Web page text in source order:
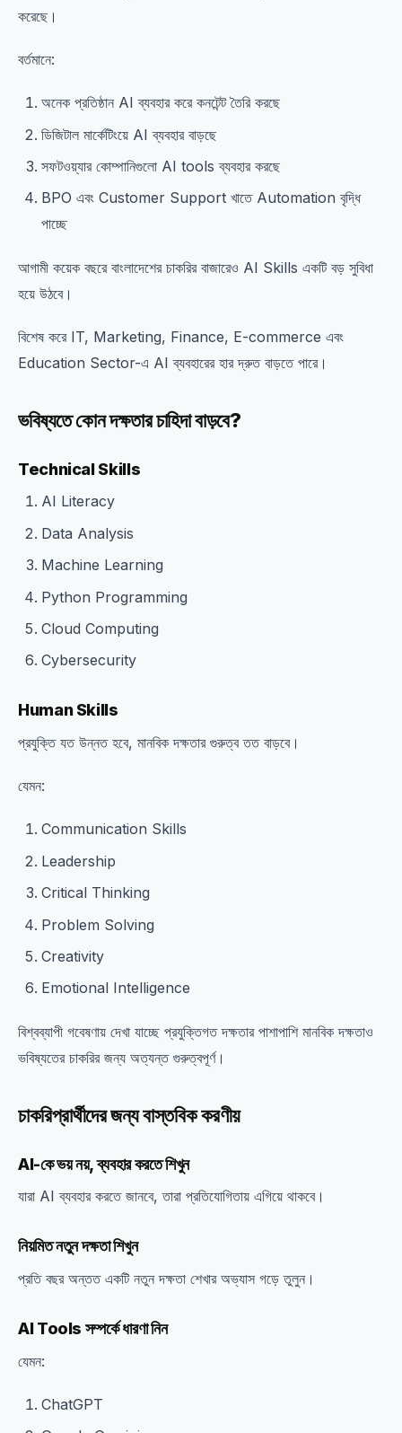
করেছে।
বর্তমানে:
অনেক প্রতিষ্ঠান AI ব্যবহার করে কনটেন্ট তৈরি করছে
ডিজিটাল মার্কেটিংয়ে AI ব্যবহার বাড়ছে
সফটওয়্যার কোম্পানিগুলো AI tools ব্যবহার করছে
BPO এবং Customer Support খাতে Automation বৃদ্ধি
পাচ্ছে
আগামী কয়েক বছরে বাংলাদেশের চাকরির বাজারেও AI Skills একটি বড় সুবিধা
হয়ে উঠবে।
বিশেষ করে IT, Marketing, Finance, E-commerce এবং
Education Sector-এ AI ব্যবহারের হার দ্রুত বাড়তে পারে।
ভবিষ্যতে কোন দক্ষতার চাহিদা বাড়বে?
Technical Skills
AI Literacy
Data Analysis
Machine Learning
Python Programming
Cloud Computing
Cybersecurity
Human Skills
প্রযুক্তি যত উন্নত হবে, মানবিক দক্ষতার গুরুত্ব তত বাড়বে।
যেমন:
Communication Skills
Leadership
Critical Thinking
Problem Solving
Creativity
Emotional Intelligence
বিশ্বব্যাপী গবেষণায় দেখা যাচ্ছে প্রযুক্তিগত দক্ষতার পাশাপাশি মানবিক দক্ষতাও
ভবিষ্যতের চাকরির জন্য অত্যন্ত গুরুত্বপূর্ণ।
চাকরিপ্রার্থীদের জন্য বাস্তবিক করণীয়
AI-কে ভয় নয়, ব্যবহার করতে শিখুন
যারা AI ব্যবহার করতে জানবে, তারা প্রতিযোগিতায় এগিয়ে থাকবে।
নিয়মিত নতুন দক্ষতা শিখুন
প্রতি বছর অন্তত একটি নতুন দক্ষতা শেখার অভ্যাস গড়ে তুলুন।
AI Tools সম্পর্কে ধারণা নিন
যেমন:
ChatGPT